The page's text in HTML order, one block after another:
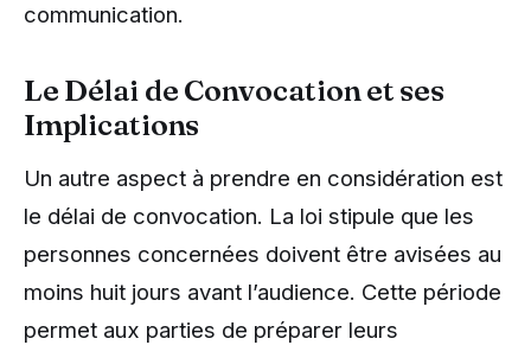
communication.
Le Délai de Convocation et ses
Implications
Un autre aspect à prendre en considération est
le délai de convocation. La loi stipule que les
personnes concernées doivent être avisées au
moins huit jours avant l’audience. Cette période
permet aux parties de préparer leurs